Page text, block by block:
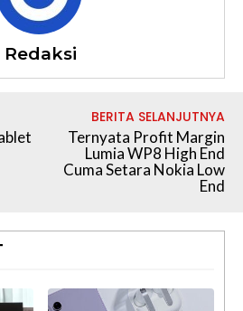
Redaksi
BERITA SELANJUTNYA
Ternyata Profit Margin
Lumia WP8 High End
Cuma Setara Nokia Low
End